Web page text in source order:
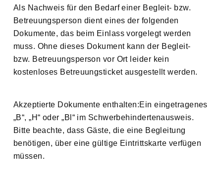
Als Nachweis für den Bedarf einer Begleit- bzw.
Betreuungsperson dient eines der folgenden
Dokumente, das beim Einlass vorgelegt werden
muss. Ohne dieses Dokument kann der Begleit-
bzw. Betreuungsperson vor Ort leider kein
kostenloses Betreuungsticket ausgestellt werden.
Akzeptierte Dokumente enthalten:Ein eingetragenes
„B“, „H“ oder „Bl“ im Schwerbehindertenausweis.
Bitte beachte, dass Gäste, die eine Begleitung
benötigen, über eine gültige Eintrittskarte verfügen
müssen.